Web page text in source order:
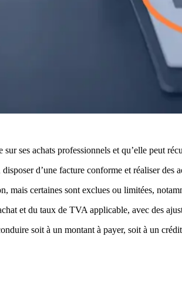
ses achats professionnels et qu’elle peut
d’une facture conforme et réaliser des
mais certaines sont exclues ou limitées,
et du taux de TVA applicable, avec des
soit à un montant à payer, soit à un